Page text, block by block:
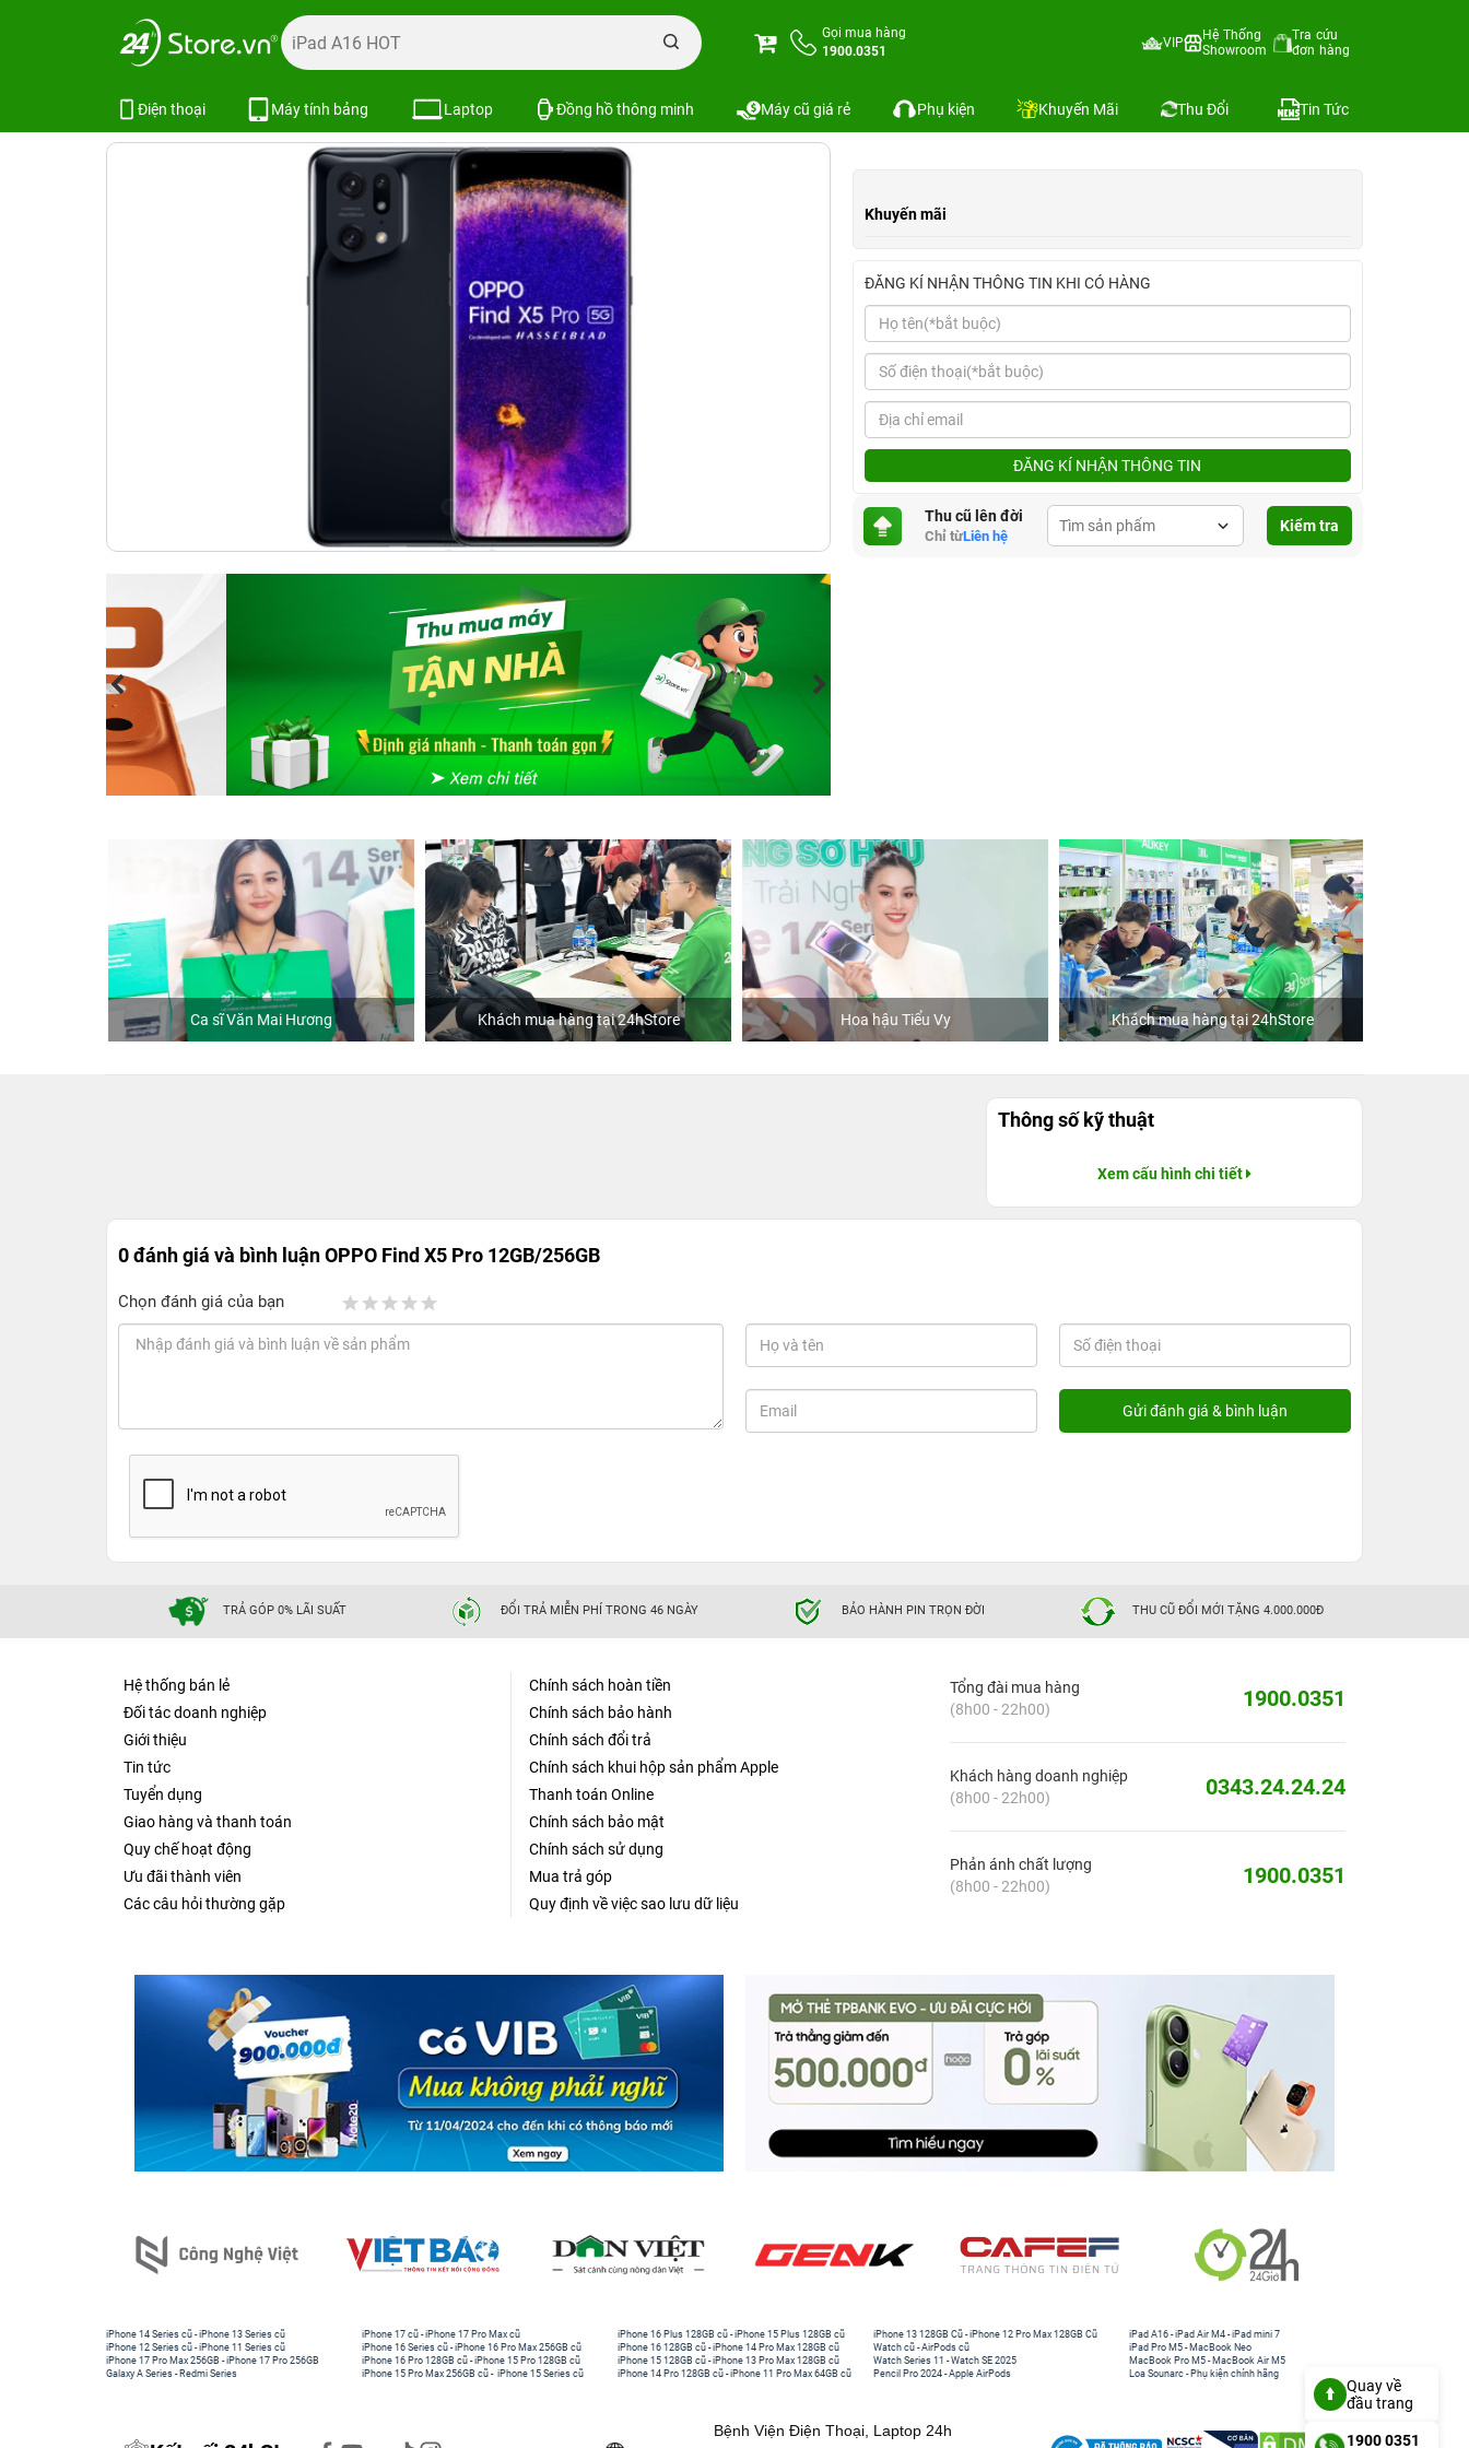
Gọi mua hàng
1900.0351
VIP
Hệ Thống
Showroom
Tra cứu
đơn hàng
Điện thoại Máy tính bảng Laptop Đồng hồ thông minh Máy cũ giá rẻ Phụ kiện Khuyến Mãi Thu Đổi Tin Tức
Trang chủ OPPO
Khuyến mãi
ĐĂNG KÍ NHẬN THÔNG TIN KHI CÓ HÀNG
ĐĂNG KÍ NHẬN THÔNG TIN
Thu cũ lên đời
Chỉ từLiên hệ
Kiểm tra
Ca sĩ Văn Mai Hương Khách mua hàng tại 24hStore Hoa hậu Tiểu Vy Khách mua hàng tại 24hStore
Thông số kỹ thuật
Xem cấu hình chi tiết
0 đánh giá và bình luậnOPPO Find X5 Pro 12GB/256GB
Chọn đánh giá của bạn
TRẢ GÓP 0% LÃI SUẤT ĐỔI TRẢ MIỄN PHÍ TRONG 46 NGÀY BẢO HÀNH PIN TRỌN ĐỜI THU CŨ ĐỔI MỚI TẶNG 4.000.000Đ
Hệ thống bán lẻ
Đối tác doanh nghiệp
Giới thiệu
Tin tức
Tuyển dụng
Giao hàng và thanh toán
Quy chế hoạt động
Ưu đãi thành viên
Các câu hỏi thường gặp
Chính sách hoàn tiền
Chính sách bảo hành
Chính sách đổi trả
Chính sách khui hộp sản phẩm Apple
Thanh toán Online
Chính sách bảo mật
Chính sách sử dụng
Mua trả góp
Quy định về việc sao lưu dữ liệu
Tổng đài mua hàng
(8h00 - 22h00)
1900.0351
Khách hàng doanh nghiệp
(8h00 - 22h00)
0343.24.24.24
Phản ánh chất lượng
(8h00 - 22h00)
1900.0351
iPhone 14 Series cũ -iPhone 13 Series cũ
iPhone 12 Series cũ -iPhone 11 Series cũ
iPhone 17 Pro Max 256GB -iPhone 17 Pro 256GB
Galaxy A Series - Redmi Series
iPhone 17 cũ -iPhone 17 Pro Max cũ
iPhone 16 Series cũ - iPhone 16 Pro Max 256GB cũ
iPhone 16 Pro 128GB cũ -iPhone 15 Pro 128GB cũ
iPhone 15 Pro Max 256GB cũ - iPhone 15 Series cũ
iPhone 16 Plus 128GB cũ -iPhone 15 Plus 128GB cũ
iPhone 16 128GB cũ -iPhone 14 Pro Max 128GB cũ
iPhone 15 128GB cũ -iPhone 13 Pro Max 128GB cũ
iPhone 14 Pro 128GB cũ -iPhone 11 Pro Max 64GB cũ
iPhone 13 128GB Cũ -iPhone 12 Pro Max 128GB Cũ
Watch cũ -AirPods cũ
Watch Series 11 -Watch SE 2025
Pencil Pro 2024 -Apple AirPods
iPad A16 -iPad Air M4 -iPad mini 7
iPad Pro M5 - MacBook Neo
MacBook Pro M5 - MacBook Air M5
Loa Sounarc - Phụ kiện chính hãng
Bệnh Viện Điện Thoại, Laptop 24h
Quay về
đầu trang
1900 0351